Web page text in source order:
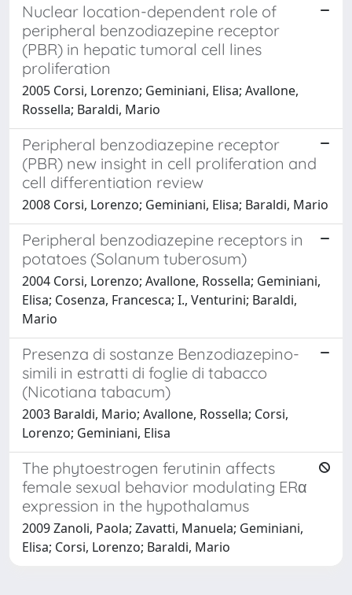
Nuclear location-dependent role of
peripheral benzodiazepine receptor
(PBR) in hepatic tumoral cell lines
proliferation
2005 Corsi, Lorenzo; Geminiani, Elisa; Avallone,
Rossella; Baraldi, Mario
Peripheral benzodiazepine receptor
(PBR) new insight in cell proliferation and
cell differentiation review
2008 Corsi, Lorenzo; Geminiani, Elisa; Baraldi, Mario
Peripheral benzodiazepine receptors in
potatoes (Solanum tuberosum)
2004 Corsi, Lorenzo; Avallone, Rossella; Geminiani,
Elisa; Cosenza, Francesca; I., Venturini; Baraldi,
Mario
Presenza di sostanze Benzodiazepino-
simili in estratti di foglie di tabacco
(Nicotiana tabacum)
2003 Baraldi, Mario; Avallone, Rossella; Corsi,
Lorenzo; Geminiani, Elisa
The phytoestrogen ferutinin affects
female sexual behavior modulating ERα
expression in the hypothalamus
2009 Zanoli, Paola; Zavatti, Manuela; Geminiani,
Elisa; Corsi, Lorenzo; Baraldi, Mario